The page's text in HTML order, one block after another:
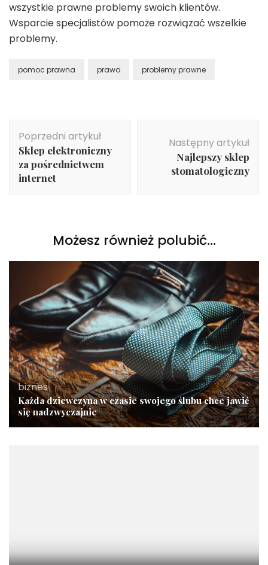
wszystkie prawne problemy swoich klientów.
Wsparcie specjalistów pomoże rozwiązać wszelkie
problemy.
pomoc prawna prawo problemy prawne
wpisu
Poprzedni artykuł
Sklep elektroniczny
za pośrednictwem
internet
Następny artykuł
Najlepszy sklep
stomatologiczny
Możesz również polubić…
biznes
Każda dziewczyna w czasie swojego ślubu chce jawić
się nadzwyczajnie